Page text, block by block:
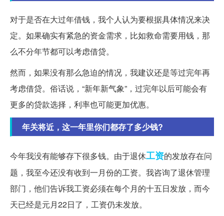
对于是否在大过年借钱，我个人认为要根据具体情况来决
定。如果确实有紧急的资金需求，比如救命需要用钱，那
么不分年节都可以考虑借贷。
然而，如果没有那么急迫的情况，我建议还是等过完年再
考虑借贷。俗话说，“新年新气象”，过完年以后可能会有
更多的贷款选择，利率也可能更加优惠。
年关将近，这一年里你们都存了多少钱?
今年我没有能够存下很多钱。由于退休工资的发放存在问
题，我至今还没有收到一月份的工资。我咨询了退休管理
部门，他们告诉我工资必须在每个月的十五日发放，而今
天已经是元月22日了，工资仍未发放。